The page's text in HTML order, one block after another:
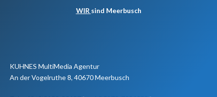
WIR sind Meerbusch
KUHNES MultiMedia Agentur
An der Vogelruthe 8, 40670 Meerbusch